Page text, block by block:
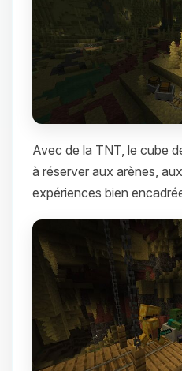
Avec de la TNT, le cube
à réserver aux arènes,
expériences bien